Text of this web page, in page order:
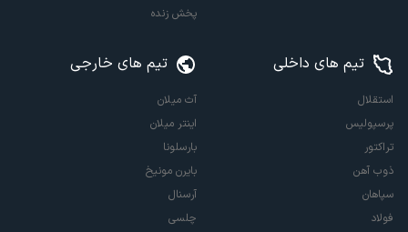
پخش زنده
تیم های داخلی
استقلال
پرسپولیس
تراکتور
ذوب آهن
سپاهان
فولاد
تیم های خارجی
آث میلان
اینتر میلان
بارسلونا
بایرن مونیخ
آرسنال
چلسی